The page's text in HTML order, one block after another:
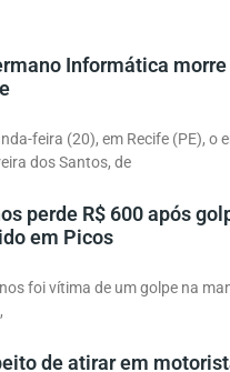
Informática morre
feira (20), em Recife (PE), o
dos Santos, de
perde R$ 600 após
em Picos
foi vítima de um golpe na
de atirar em